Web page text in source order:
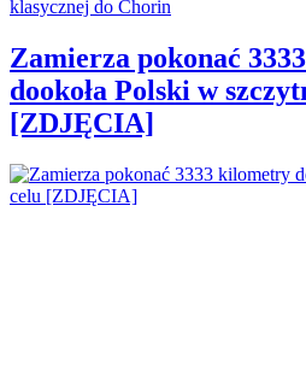
Zamierza pokonać
dookoła Polski w
[ZDJĘCIA]